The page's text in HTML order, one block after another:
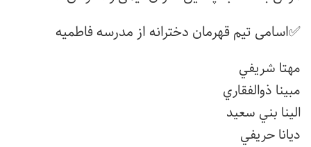
✅اسامی تیم قهرمان دخترانه از مدرسه فاطمیه
مهتا شريفي
مبينا ذوالفقاري
الينا بني سعيد
ديانا حريفي